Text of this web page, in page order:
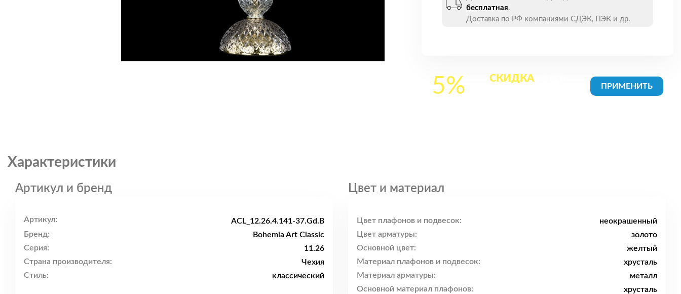
бесплатная.
Доставка по РФ компаниями СДЭК, ПЭК и др.
5% СКИДКА
Характеристики
Артикул и бренд
Артикул:
ACL_12.26.4.141-37.Gd.B
Бренд:
Bohemia Art Classic
Серия:
11.26
Страна производителя:
Чехия
Стиль:
классический
Цвет и материал
Цвет плафонов и подвесок:
неокрашенный
Цвет арматуры:
золото
Основной цвет:
желтый
Материал плафонов и подвесок:
хрусталь
Материал арматуры:
металл
Основной материал плафонов:
хрусталь